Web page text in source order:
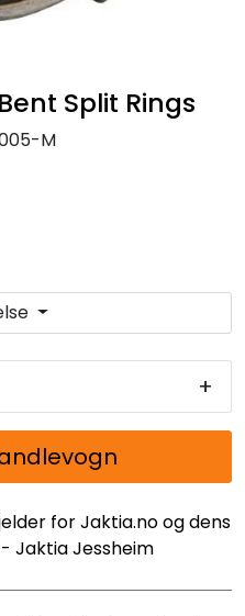
Split Rings
M
+
for Jaktia.no og dens
Jaktia Jessheim